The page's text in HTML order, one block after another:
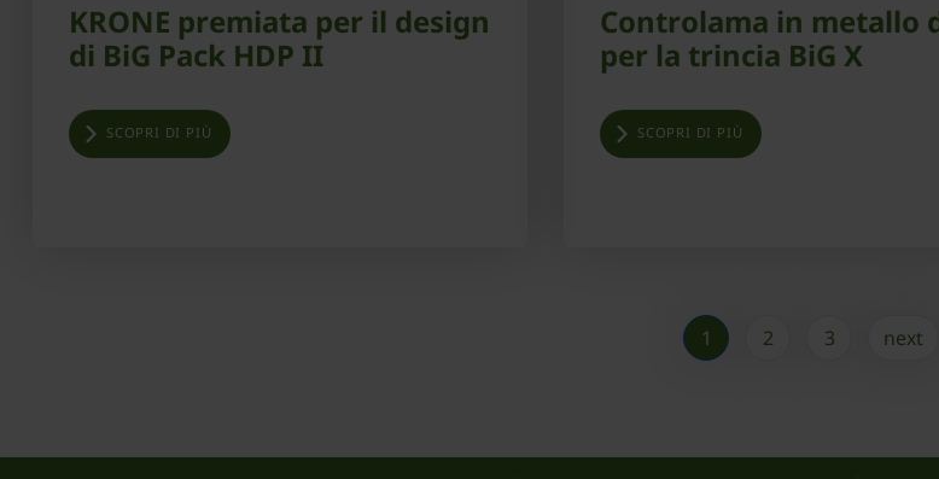
KRONE premiata per il design
di BiG Pack HDP II
SCOPRI DI PIÙ
Controlama in metallo
per la trincia BiG X
SCOPRI DI PIÙ
1 2 3 next